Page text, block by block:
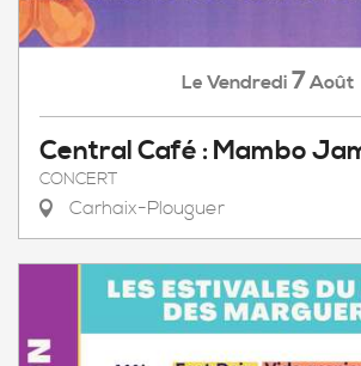
Le Vendredi 7Août
Central Café : Mambo
CONCERT
Carhaix-Plouguer